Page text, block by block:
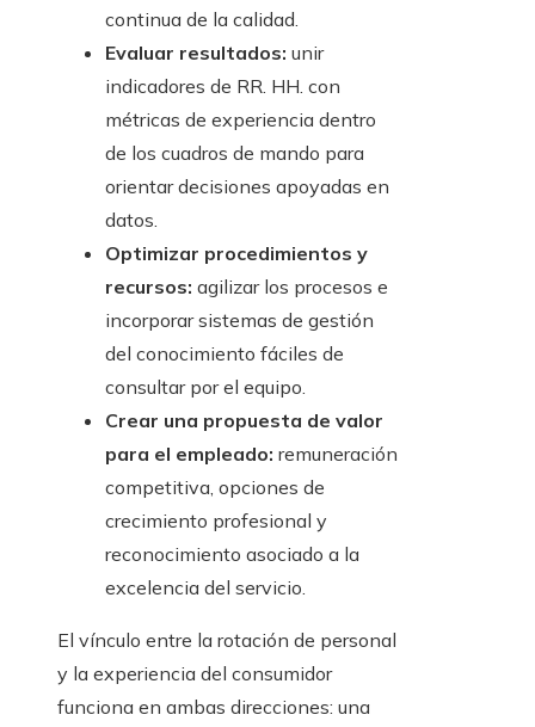
continua de la calidad.
Evaluar resultados: unir
indicadores de RR. HH. con
métricas de experiencia dentro
de los cuadros de mando para
orientar decisiones apoyadas en
datos.
Optimizar procedimientos y
recursos: agilizar los procesos e
incorporar sistemas de gestión
del conocimiento fáciles de
consultar por el equipo.
Crear una propuesta de valor
para el empleado: remuneración
competitiva, opciones de
crecimiento profesional y
reconocimiento asociado a la
excelencia del servicio.
El vínculo entre la rotación de personal
y la experiencia del consumidor
funciona en ambas direcciones: una